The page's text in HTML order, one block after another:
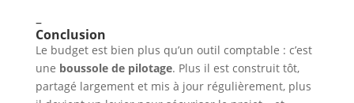
–
Conclusion
Le budget est bien plus qu’un outil comptable : c’est
une boussole de pilotage. Plus il est construit tôt,
partagé largement et mis à jour régulièrement, plus